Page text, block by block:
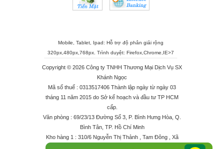
Mobile, Tablet, Ipad: Hỗ trợ độ phân giải rộng
320px,480px,768px. Trình duyệt: Firefox,Chrome,IE>7
Copyright © 2026 Công ty TNHH Thương Mại Dịch Vụ SX
Khánh Ngọc
Mã số thuế : 0313517406 Thành lập ngày từ ngày 03
tháng 11 năm 2015 do Sở kế hoạch và đầu tư TP HCM
cấp.
Văn phòng : 69/23/13 Đường Số 3, P. Bình Hưng Hòa, Q.
Bình Tân, TP. Hồ Chí Minh
Kho hàng 1 : 310/6 Nguyễn Thị Thảnh , Tam Đông , Xã